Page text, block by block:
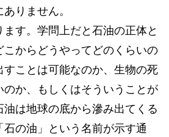
りません。
す。学問上だと石油の正体と
からどうやってどのくらいの
ことは可能なのか、生物の死
か、もしくはそういうことが
は地球の底から滲み出てくる
の油」という名前が示す通